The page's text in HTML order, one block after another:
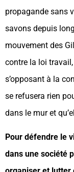
propagande sans
savons depuis
mouvement des
contre la loi
s’opposant à la
se refusera rien
dans le mur et
Pour défendre le
dans une société